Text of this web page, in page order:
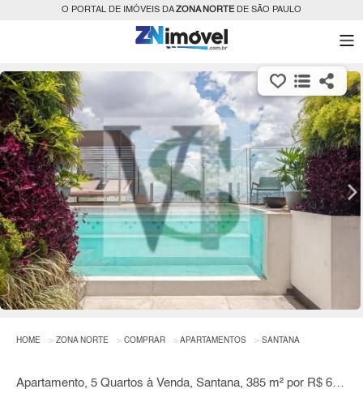
O PORTAL DE IMÓVEIS DAZONA NORTEDE SÃO PAULO
HOME ZONA NORTE COMPRAR APARTAMENTOS SANTANA
Apartamento, 5 Quartos à Venda, Santana, 385 m² por R$ 6.490.000,00